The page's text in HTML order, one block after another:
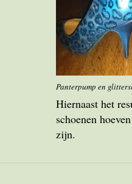
Panterpump en
Hiernaast het
schoenen
zijn.